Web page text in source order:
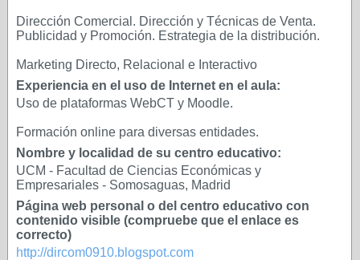
Dirección Comercial. Dirección y Técnicas de Venta.
Publicidad y Promoción. Estrategia de la distribución.
Marketing Directo, Relacional e Interactivo
Experiencia en el uso de Internet en el aula:
Uso de plataformas WebCT y Moodle.
Formación online para diversas entidades.
Nombre y localidad de su centro educativo:
UCM - Facultad de Ciencias Económicas y
Empresariales - Somosaguas, Madrid
Página web personal o del centro educativo con
contenido visible (compruebe que el enlace es
correcto)
http://dircom0910.blogspot.com